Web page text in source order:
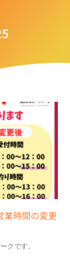
業時間の変更
クです。